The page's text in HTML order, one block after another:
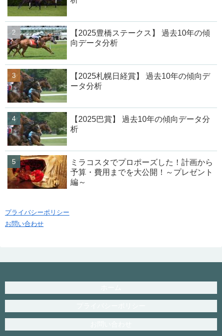
【2025豊橋ステークス】 過去10年の傾
向データ分析
【2025札幌日経賞】 過去10年の傾向デ
ータ分析
【2025巴賞】 過去10年の傾向データ分
析
ミラコスタでプロポーズした！計画から
予算・費用までを大公開！～プレゼント
編～
プライバシーポリシー
お問い合わせ